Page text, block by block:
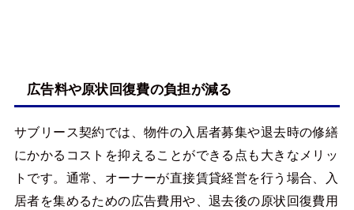
広告料や原状回復費の負担が減る
サブリース契約では、物件の入居者募集や退去時の修繕
にかかるコストを抑えることができる点も大きなメリッ
トです。通常、オーナーが直接賃貸経営を行う場合、入
居者を集めるための広告費用や、退去後の原状回復費用